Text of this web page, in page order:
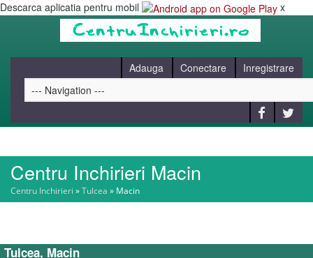
Descarca aplicatia pentru mobil x
Adauga Conectare Inregistrare
HOME
Centru Inchirieri Macin
Centru Inchirieri »Tulcea » Macin
Tulcea, Macin